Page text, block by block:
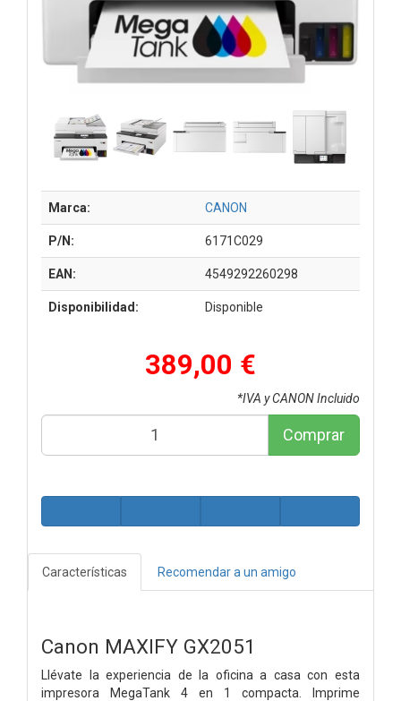
Marca: CANON
P/N: 6171C029
EAN: 4549292260298
Disponibilidad: Disponible
389,00 €
*IVA y CANON Incluido
Comprar
Características Recomendar a un amigo
Canon MAXIFY GX2051
Llévate la experiencia de la oficina a casa con esta
impresora MegaTank 4 en 1 compacta. Imprime